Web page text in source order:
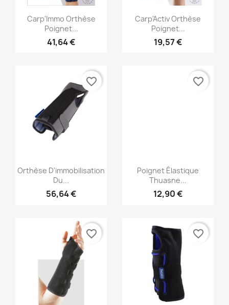
Aperçu rapide
Carp'Immo Orthèse
Poignet...
41,64 €
Aperçu rapide
Carp'Activ Orthèse
Poignet...
19,57 €
Aperçu rapide
Orthèse D'immobilisation
Du...
56,64 €
favorite_border
Aperçu rapide
Poignet Élastique
Thuasne...
12,90 €
favorite_border
favorite_border favorite_border